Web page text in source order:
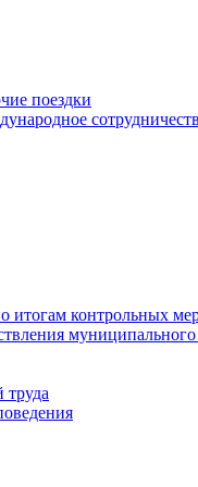
поездки
контрольных
труда